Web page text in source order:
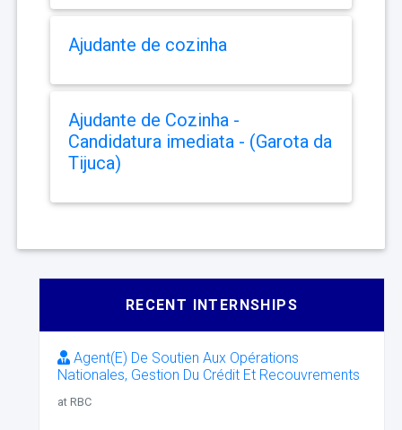
Ajudante de cozinha
Ajudante de Cozinha -
Candidatura imediata - (Garota da
Tijuca)
RECENT INTERNSHIPS
Agent(E) De Soutien Aux Opérations
Nationales, Gestion Du Crédit Et Recouvrements
at RBC